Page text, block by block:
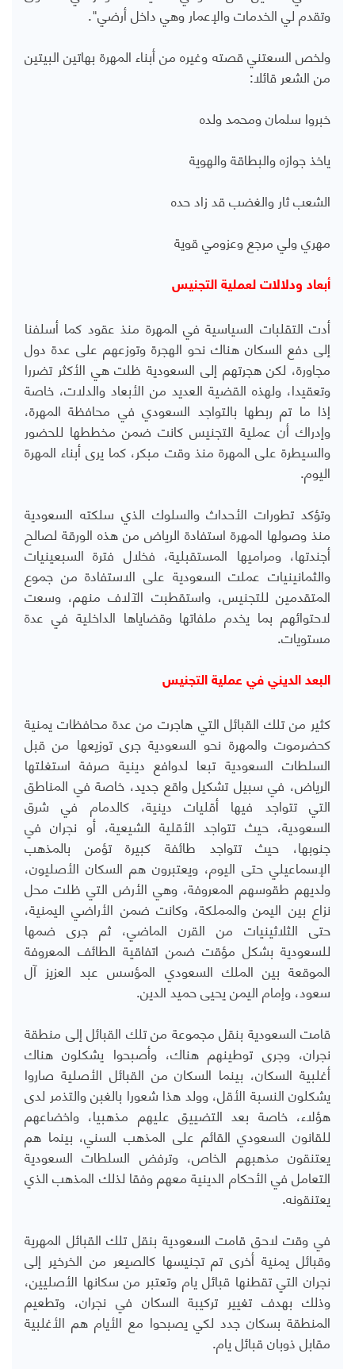
وتقدم لي الخدمات والإعمار وهي داخل أرضي".
ولخص السعتني قصته وغيره من أبناء المهرة بهاتين البيتين
من الشعر قائلا:
خبروا سلمان ومحمد ولده
ياخذ جوازه والبطاقة والهوية
الشعب ثار والغضب قد زاد حده
مهري ولي مرجع وعزومي قوية
أبعاد ودلالات لعملية التجنيس
أدت التقلبات السياسية في المهرة منذ عقود كما أسلفنا
إلى دفع السكان هناك نحو الهجرة وتوزعهم على عدة دول
مجاورة، لكن هجرتهم إلى السعودية ظلت هي الأكثر تضررا
وتعقيدا، ولهذه القضية العديد من الأبعاد والدلات، خاصة
إذا ما تم ربطها بالتواجد السعودي في محافظة المهرة،
وإدراك أن عملية التجنيس كانت ضمن مخططها للحضور
والسيطرة على المهرة منذ وقت مبكر، كما يرى أبناء المهرة
اليوم.
وتؤكد تطورات الأحداث والسلوك الذي سلكته السعودية
منذ وصولها المهرة استفادة الرياض من هذه الورقة لصالح
أجندتها، ومراميها المستقبلية، فخلال فترة السبعينيات
والثمانينيات عملت السعودية على الاستفادة من جموع
المتقدمين للتجنيس، واستقطبت الآلاف منهم، وسعت
لاحتوائهم بما يخدم ملفاتها وقضاياها الداخلية في عدة
مستويات.
البعد الديني في عملية التجنيس
كثير من تلك القبائل التي هاجرت من عدة محافظات يمنية
كحضرموت والمهرة نحو السعودية جرى توزيعها من قبل
السلطات السعودية تبعا لدوافع دينية صرفة استغلتها
الرياض، في سبيل تشكيل واقع جديد، خاصة في المناطق
التي تتواجد فيها أقليات دينية، كالدمام في شرق
السعودية، حيث تتواجد الأقلية الشيعية، أو نجران في
جنوبها، حيث تتواجد طائفة كبيرة تؤمن بالمذهب
الإسماعيلي حتى اليوم، ويعتبرون هم السكان الأصليون،
ولديهم طقوسهم المعروفة، وهي الأرض التي ظلت محل
نزاع بين اليمن والمملكة، وكانت ضمن الأراضي اليمنية،
حتى الثلاثينيات من القرن الماضي، ثم جرى ضمها
للسعودية بشكل مؤقت ضمن اتفاقية الطائف المعروفة
الموقعة بين الملك السعودي المؤسس عبد العزيز آل
سعود، وإمام اليمن يحيى حميد الدين.
قامت السعودية بنقل مجموعة من تلك القبائل إلى منطقة
نجران، وجرى توطينهم هناك، وأصبحوا يشكلون هناك
أغلبية السكان، بينما السكان من القبائل الأصلية صاروا
يشكلون النسبة الأقل، وولد هذا شعورا بالغبن والتذمر لدى
هؤلاء، خاصة بعد التضييق عليهم مذهبيا، واخضاعهم
للقانون السعودي القائم على المذهب السني، بينما هم
يعتنقون مذهبهم الخاص، وترفض السلطات السعودية
التعامل في الأحكام الدينية معهم وفقا لذلك المذهب الذي
يعتنقونه.
في وقت لاحق قامت السعودية بنقل تلك القبائل المهرية
وقبائل يمنية أخرى تم تجنيسها كالصيعر من الخرخير إلى
نجران التي تقطنها قبائل يام وتعتبر من سكانها الأصليين،
وذلك بهدف تغيير تركيبة السكان في نجران، وتطعيم
المنطقة بسكان جدد لكي يصبحوا مع الأيام هم الأغلبية
مقابل ذوبان قبائل يام.